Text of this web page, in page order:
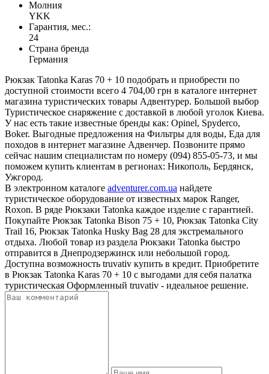
Молния
YKK
Гарантия, мес.:
24
Страна бренда
Германия
Рюкзак Tatonka Karas 70 + 10 подобрать и приобрести по
доступной стоимости всего 4 704,00 грн в каталоге интернет
магазина туристических товары Адвентурер. Большой выбор
Туристическое снаряжение с доставкой в любой уголок Киева.
У нас есть такие известные бренды как: Opinel, Spyderco,
Boker. Выгодные предложения на Фильтры для воды, Еда для
походов в интернет магазине Адвенчер. Позвоните прямо
сейчас нашим специалистам по номеру (094) 855-05-73, и мы
поможем купить клиентам в регионах: Никополь, Бердянск,
Ужгород.
В электронном каталоге adventurer.com.ua найдете
туристическое оборудование от известных марок Ranger,
Roxon. В ряде Рюкзаки Tatonka каждое изделие с гарантией.
Покупайте Рюкзак Tatonka Bison 75 + 10, Рюкзак Tatonka City
Trail 16, Рюкзак Tatonka Husky Bag 28 для экстремального
отдыха. Любой товар из раздела Рюкзаки Tatonka быстро
отправится в Днепродзержинск или небольшой город.
Доступна возможность truvativ купить в кредит. Приобретите
в Рюкзак Tatonka Karas 70 + 10 с выгодами для себя палатка
туристическая Оформленный truvativ - идеальное решение.